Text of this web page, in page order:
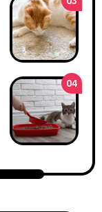
اسباب
مكان في
هذا
2025-08-20
احتباس
2025-05-07